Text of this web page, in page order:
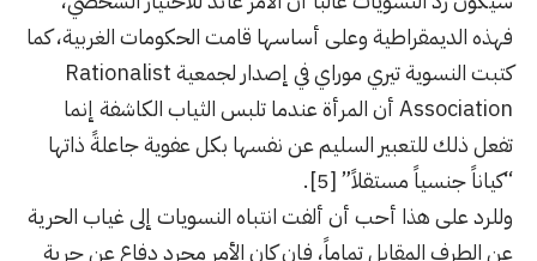
فهذه الديمقراطية وعلى أساسها قامت الحكومات الغربية، كما
كتبت النسوية تيري موراي في إصدار لجمعية Rationalist
Association أن المرأة عندما تلبس الثياب الكاشفة إنما
تفعل ذلك للتعبير السليم عن نفسها بكل عفوية جاعلةً ذاتها
“كياناً جنسياً مستقلاً” [5].
وللرد على هذا أحب أن ألفت انتباه النسويات إلى غياب الحرية
عن الطرف المقابل تماماً، فإن كان الأمر مجرد دفاع عن حرية